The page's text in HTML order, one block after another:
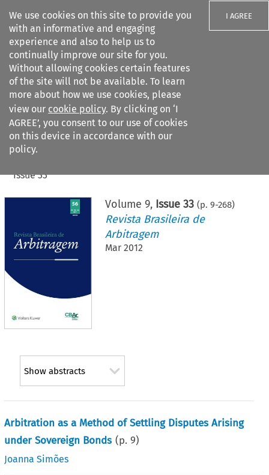
We use cookies on this site to provide you
with an informative and engaging
experience and also to help us to
continually improve our site for you.
Without allowing cookies certain features
of the site will not be available. To learn
more about how we use cookies, please
view our cookie policy. By clicking on ‘I
AGREE’, you consent to our use of cookies
on this device in accordance with our
policy.
I AGREE
Search filters
Citation search
Issue 33
Volume 9, Issue 33 (p. 9-268)
Revista Brasileira de
Arbitragem
Mar 2012
Show abstracts
Arbitration as a Method of Settling Disputes Arising
under Sovereign Bonds (p.9)
Joanna Simões